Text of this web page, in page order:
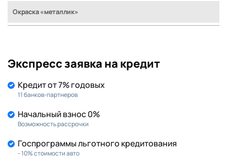
Окраска «металлик»
Экспресс заявка на кредит
Кредит от 7% годовых
11 банков-партнеров
Начальный взнос 0%
Возможность рассрочки
Госпрограммы льготного кредитования
- 10% стоимости авто